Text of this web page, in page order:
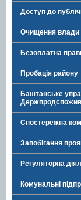
Доступ до
Очищення влади
Безоплатна
Пробація району
Баштанське
Спостережна
Запобігання
Регуляторна
Комунальні